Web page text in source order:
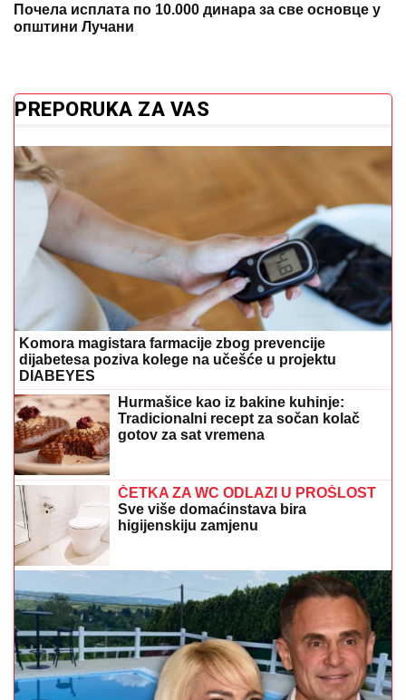
Почела исплата по 10.000 динара за све основце у
општини Лучани
PREPORUKA ZA VAS
Komora magistara farmacije zbog prevencije
dijabetesa poziva kolege na učešće u projektu
DIABEYES
Hurmašice kao iz bakine kuhinje:
Tradicionalni recept za sočan kolač
gotov za sat vremena
ČETKA ZA WC ODLAZI U PROŠLOST
Sve više domaćinstava bira
higijenskiju zamjenu